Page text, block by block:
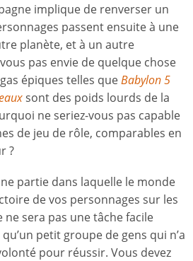
implique de renverser un
passent ensuite à une
planète, et à un autre
pas envie de quelque chose
épiques telles queBabylon 5
sont des poids lourds de la
ne seriez-vous pas capable
de jeu de rôle, comparables en
?
partie dans laquelle le monde
de vos personnages sur les
ne sera pas une tâche facile
petit groupe de gens qui n’a
pour réussir. Vous devez